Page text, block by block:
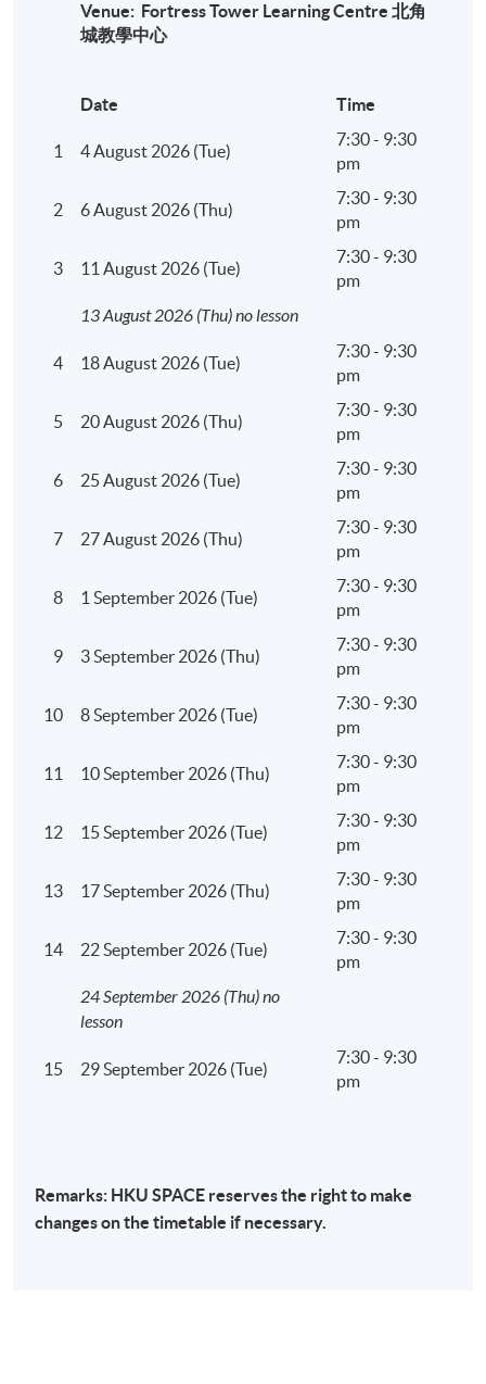
北角城教學中心
Venue: Fortress Tower Learning Centre 北角
城教學中心
Date Time
1 4 August 2026 (Tue)
7:30 - 9:30
pm
2 6 August 2026 (Thu)
7:30 - 9:30
pm
3 11 August 2026 (Tue)
7:30 - 9:30
pm
13 August 2026 (Thu) no lesson
4 18 August 2026 (Tue)
7:30 - 9:30
pm
5 20 August 2026 (Thu)
7:30 - 9:30
pm
6 25 August 2026 (Tue)
7:30 - 9:30
pm
7 27 August 2026 (Thu)
7:30 - 9:30
pm
8 1 September 2026 (Tue)
7:30 - 9:30
pm
9 3 September 2026 (Thu)
7:30 - 9:30
pm
10 8 September 2026 (Tue)
7:30 - 9:30
pm
11 10 September 2026 (Thu)
7:30 - 9:30
pm
12 15 September 2026 (Tue)
7:30 - 9:30
pm
13 17 September 2026 (Thu)
7:30 - 9:30
pm
14 22 September 2026 (Tue)
7:30 - 9:30
pm
24 September 2026 (Thu) no
lesson
15 29 September 2026 (Tue)
7:30 - 9:30
pm
Remarks: HKU SPACE reserves the right to make
changes on the timetable if necessary.